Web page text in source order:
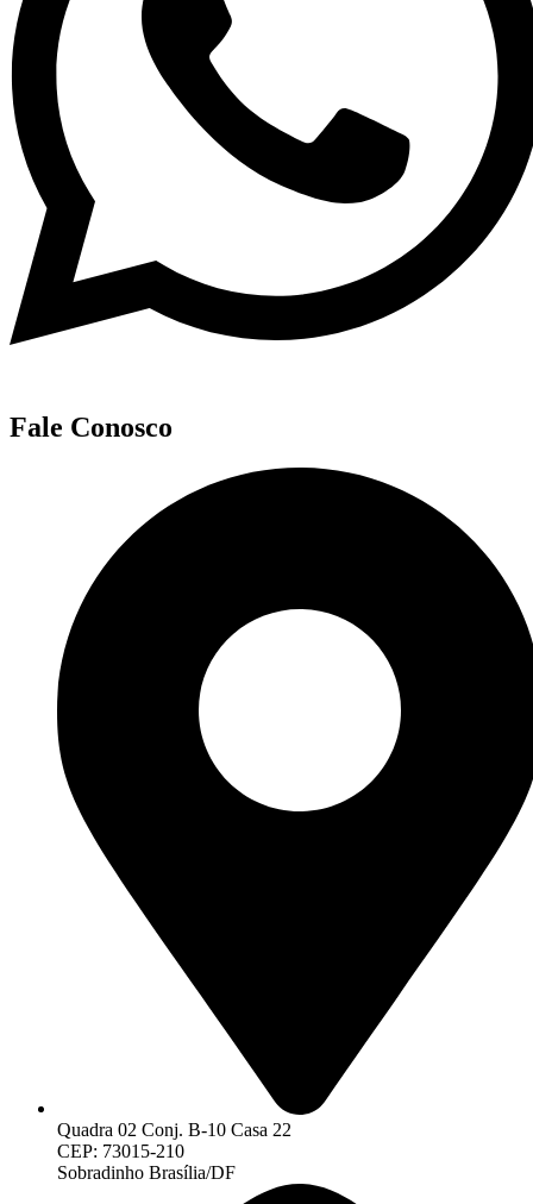
Fale Conosco
Quadra 02 Conj. B-10 Casa 22
CEP: 73015-210
Sobradinho Brasília/DF